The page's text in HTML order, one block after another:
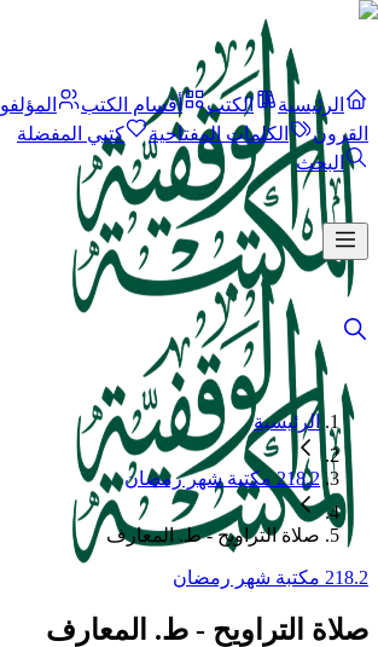
الرئيسية الكتب أقسام الكتب
القرون
الكلمات المفتاحية
كتبي المفضلة
البحث
الرئيسية
218.2 مكتبة شهر رمضان
صلاة التراويح - ط. المعارف
218.2 مكتبة شهر رمضان
صلاة التراويح - ط. المعارف